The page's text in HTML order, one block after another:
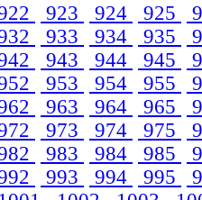
923 924 925
933 934 935
943 944 945
953 954 955
963 964 965
973 974 975
983 984 985
993 994 995